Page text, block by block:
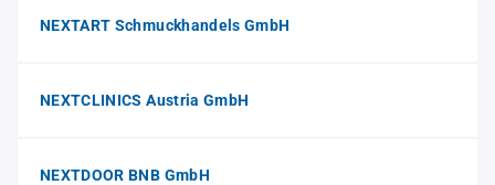
NEXTART Schmuckhandels GmbH
NEXTCLINICS Austria GmbH
NEXTDOOR BNB GmbH